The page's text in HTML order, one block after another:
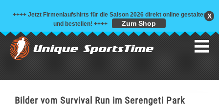
++++ Jetzt Firmenlaufshirts für die Saison 2026 direkt online gestalten
und bestellen! ++++ Zum Shop
X
Bilder vom Survival Run im Serengeti Park